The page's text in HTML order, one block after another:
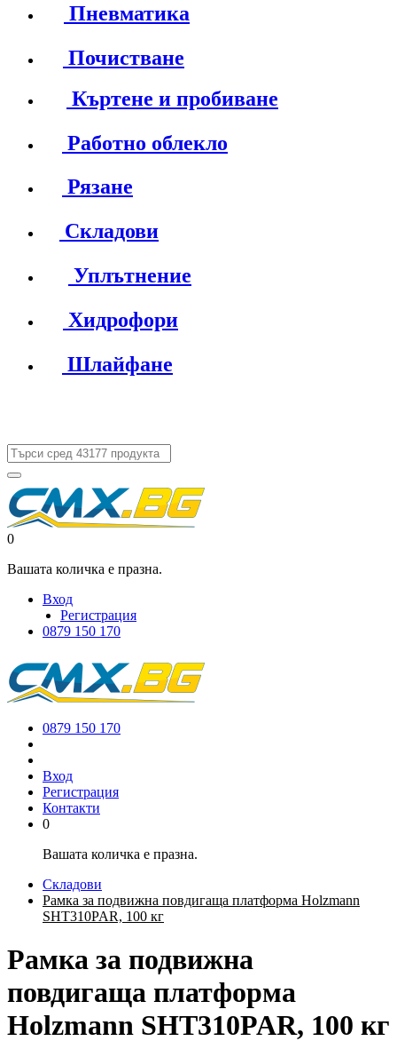
Пневматика
Почистване
Къртене и пробиване
Работно облекло
Рязане
Складови
Уплътнение
Хидрофори
Шлайфане
0
Вашата количка е празна.
Вход
Регистрация
0879 150 170
0879 150 170
Вход
Регистрация
Контакти
0
Вашата количка е празна.
Складови
Рамка за подвижна повдигаща платформа Holzmann
SHT310PAR, 100 кг
Рамка за подвижна
повдигаща платформа
Holzmann SHT310PAR, 100 кг